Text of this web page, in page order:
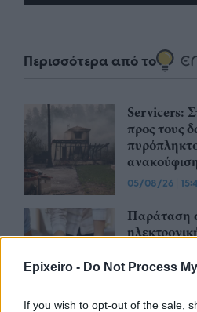
Epixeiro - Do Not Process
If you wish to opt-out of the sale,
Περισσότερα από το
Servicers:
προς τους
05/08/26 |
Παράταση
04/08/26|